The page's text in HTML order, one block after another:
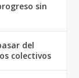
sin
del
colectivos